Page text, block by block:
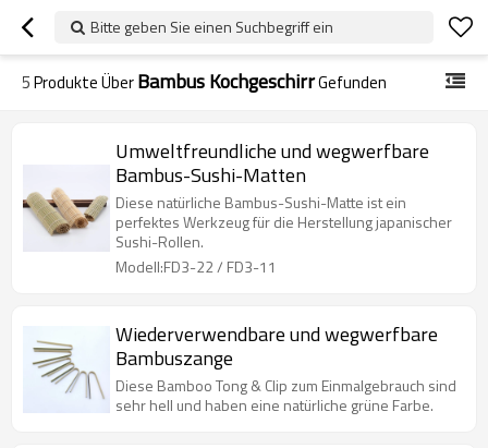
Bitte geben Sie einen Suchbegriff ein
5Produkte ÜberBambus KochgeschirrGefunden
Umweltfreundliche und wegwerfbare
Bambus-Sushi-Matten
Diese natürliche Bambus-Sushi-Matte ist ein
perfektes Werkzeug für die Herstellung japanischer
Sushi-Rollen.
Modell:FD3-22 / FD3-11
Wiederverwendbare und wegwerfbare
Bambuszange
Diese Bamboo Tong & Clip zum Einmalgebrauch sind
sehr hell und haben eine natürliche grüne Farbe.